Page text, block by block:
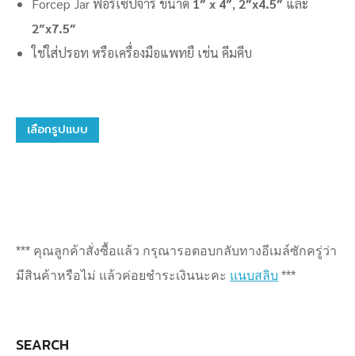
500
Forcep Jar ฟอร์เซปจาร์ ขนาด 1″ x 4″, 2″x4.5″ และ
2″x7.5″
ใช่ใส่ปรอท หรือเครื่องมือแพทยื เช่น คีมคีบ
เลือกรูปแบบ
The
options
*** คุณลูกค้าสั่งซื้อแล้ว กรุณารอตอบกลับทางอีเมล์ซักครู่ว่า
มีสินค้าหรือไม่ แล้วค่อยชำระเงินนะคะ แนบสลิบ ***
SEARCH